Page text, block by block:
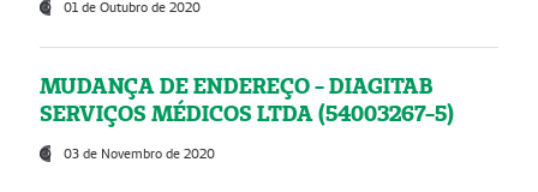
01 de Outubro de 2020
MUDANÇA DE ENDEREÇO - DIAGITAB
SERVIÇOS MÉDICOS LTDA (54003267-5)
03 de Novembro de 2020